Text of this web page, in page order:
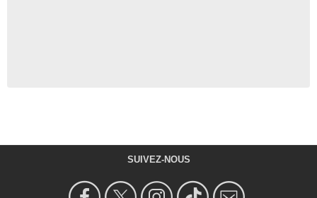
SUIVEZ-NOUS